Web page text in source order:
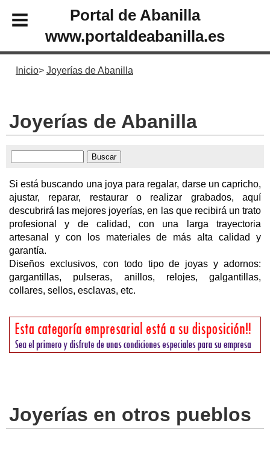
Portal de Abanilla
www.portaldeabanilla.es
Inicio Joyerías de Abanilla
Joyerías de Abanilla
Si está buscando una joya para regalar, darse un capricho,
ajustar, reparar, restaurar o realizar grabados, aquí
descubrirá las mejores joyerías, en las que recibirá un trato
profesional y de calidad, con una larga trayectoria
artesanal y con los materiales de más alta calidad y
garantía.
Diseños exclusivos, con todo tipo de joyas y adornos:
gargantillas, pulseras, anillos, relojes, galgantillas,
collares, sellos, esclavas, etc.
Joyerías en otros pueblos